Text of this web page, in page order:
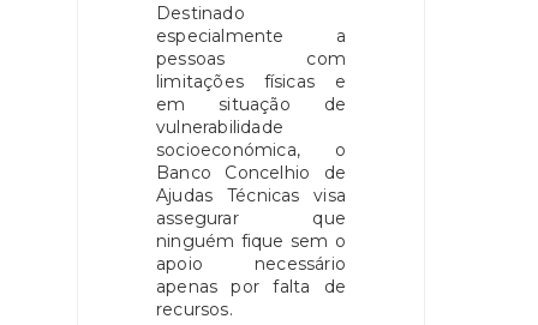
Destinado
especialmente a
pessoas com
limitações físicas e
em situação de
vulnerabilidade
socioeconómica, o
Banco Concelhio de
Ajudas Técnicas visa
assegurar que
ninguém fique sem o
apoio necessário
apenas por falta de
recursos.